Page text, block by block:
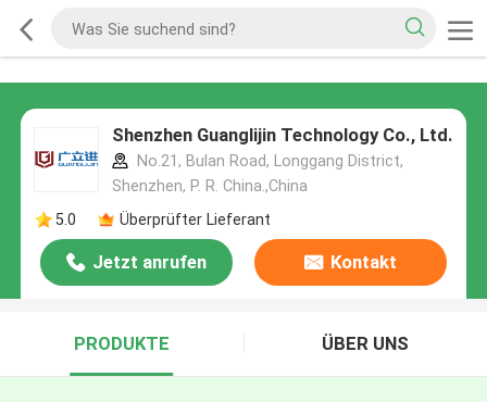
Shenzhen Guanglijin Technology Co., Ltd.
No.21, Bulan Road, Longgang District,
Shenzhen, P. R. China.,China
5.0
Überprüfter Lieferant
Jetzt anrufen Kontakt
PRODUKTE ÜBER UNS